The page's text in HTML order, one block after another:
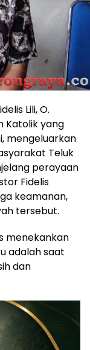
Lili, O.
Katolik yang
mengeluarkan
Teluk
perayaan
Fidelis
keamanan,
tersebut.
menekankan
adalah saat
dan